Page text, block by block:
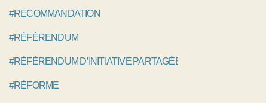
#RECOMMANDATION
#RÉFÉRENDUM
#RÉFÉRENDUM D’INITIATIVE PARTAGÉE, RIP
#RÉFORME